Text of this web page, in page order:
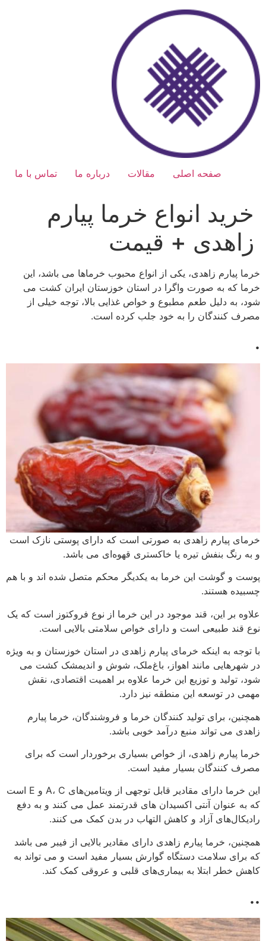
صفحه اصلی مقالات درباره ما تماس با ما
خرید انواع خرما پیارم
زاهدی + قیمت
خرما پیارم زاهدی، یکی از انواع محبوب خرماها می باشد، این
خرما که به صورت واگرا در استان خوزستان ایران کشت می
شود، به دلیل طعم مطبوع و خواص غذایی بالا، توجه خیلی از
مصرف کنندگان را به خود جلب کرده است.
.
خرمای پیارم زاهدی به صورتی است که دارای پوستی نازک است
و به رنگ بنفش تیره یا خاکستری قهوه‌ای می باشد.
پوست و گوشت این خرما به یکدیگر محکم متصل شده اند و با هم
چسبیده هستند.
علاوه بر این، قند موجود در این خرما از نوع فروکتوز است که یک
نوع قند طبیعی است و دارای خواص سلامتی بالایی است.
با توجه به اینکه خرمای پیارم زاهدی در استان خوزستان و به ویژه
در شهرهایی مانند اهواز، باغ‌ملک، شوش و اندیمشک کشت می
شود، تولید و توزیع این خرما علاوه بر اهمیت اقتصادی، نقش
مهمی در توسعه این منطقه نیز دارد.
همچنین، برای تولید کنندگان خرما و فروشندگان، خرما پیارم
زاهدی می تواند منبع درآمد خوبی باشد.
خرما پیارم زاهدی، از خواص بسیاری برخوردار است که برای
مصرف کنندگان بسیار مفید است.
این خرما دارای مقادیر قابل توجهی از ویتامین‌های A، C و E است
که به عنوان آنتی اکسیدان های قدرتمند عمل می کنند و به دفع
رادیکال‌های آزاد و کاهش التهاب در بدن کمک می کنند.
همچنین، خرما پیارم زاهدی دارای مقادیر بالایی از فیبر می باشد
که برای سلامت دستگاه گوارش بسیار مفید است و می تواند به
کاهش خطر ابتلا به بیماری‌های قلبی و عروقی کمک کند.
..